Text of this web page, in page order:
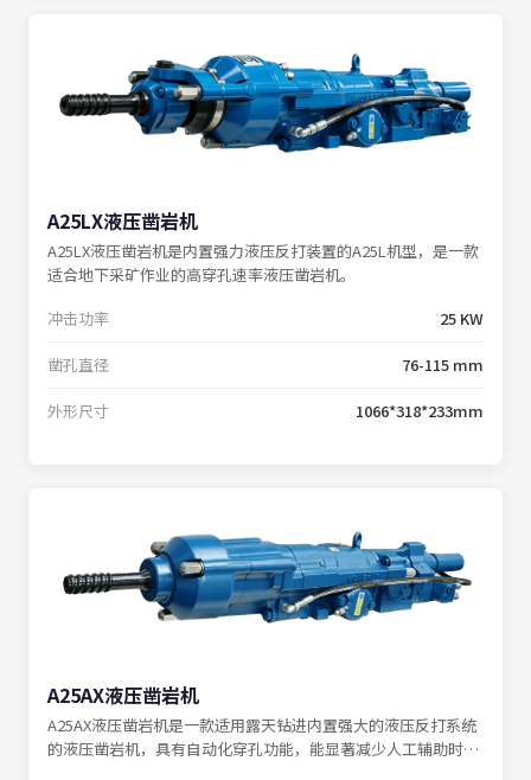
A25LX液压凿岩机
A25LX液压凿岩机是内置强力液压反打装置的A25L机型，是一款
适合地下采矿作业的高穿孔速率液压凿岩机。
冲击功率
25 KW
凿孔直径 76-115 mm
外形尺寸 1066*318*233mm
A25AX液压凿岩机
A25AX液压凿岩机是一款适用露天钻进内置强大的液压反打系统
的液压凿岩机，具有自动化穿孔功能，能显著减少人工辅助时